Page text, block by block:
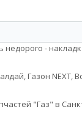
-
Газон NEXT,
"Газ" в